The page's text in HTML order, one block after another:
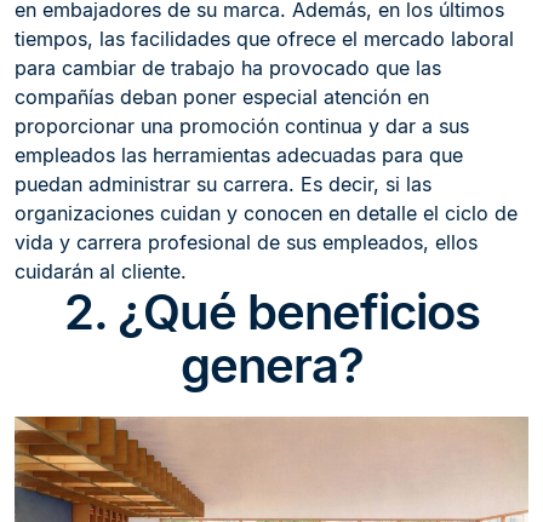
en embajadores de su marca. Además, en los últimos
tiempos, las facilidades que ofrece el mercado laboral
para cambiar de trabajo ha provocado que las
compañías deban poner especial atención en
proporcionar una promoción continua y dar a sus
empleados las herramientas adecuadas para que
puedan administrar su carrera. Es decir, si las
organizaciones cuidan y conocen en detalle el ciclo de
vida y carrera profesional de sus empleados, ellos
cuidarán al cliente.
2. ¿Qué beneficios
genera?